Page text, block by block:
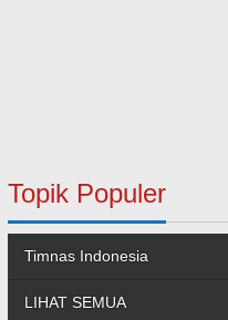
Topik Populer
Timnas Indonesia
LIHAT SEMUA